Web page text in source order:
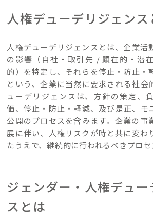
人権デューデリジェンス
人権デューデリジェンスとは、企業活
の影響（自社・取引先 / 顕在的・潜
的）を特定し、それらを停止・防止・
という、企業に当然に要求される社会
ューデリジェンスは、方針の策定、
価、停止・防止・軽減、及び是正、モ
公開のプロセスを含みます。企業の事
展に伴い、人権リスクが時と共に変わ
たうえで、継続的に行われるべきプロセ
ジェンダー・人権デュー
スとは